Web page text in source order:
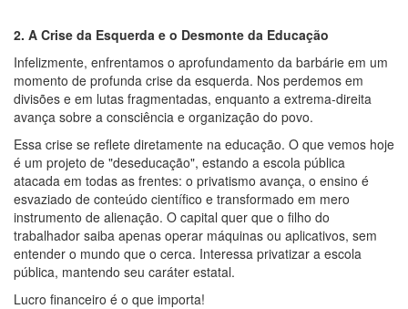
2. A Crise da Esquerda e o Desmonte da Educação
Infelizmente, enfrentamos o aprofundamento da barbárie em um
momento de profunda crise da esquerda. Nos perdemos em
divisões e em lutas fragmentadas, enquanto a extrema-direita
avança sobre a consciência e organização do povo.
Essa crise se reflete diretamente na educação. O que vemos hoje
é um projeto de "deseducação", estando a escola pública
atacada em todas as frentes: o privatismo avança, o ensino é
esvaziado de conteúdo científico e transformado em mero
instrumento de alienação. O capital quer que o filho do
trabalhador saiba apenas operar máquinas ou aplicativos, sem
entender o mundo que o cerca. Interessa privatizar a escola
pública, mantendo seu caráter estatal.
Lucro financeiro é o que importa!